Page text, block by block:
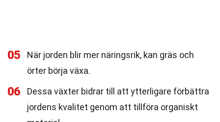
05
När jorden blir mer näringsrik, kan gräs och
örter börja växa.
06
Dessa växter bidrar till att ytterligare förbättra
jordens kvalitet genom att tillföra organiskt